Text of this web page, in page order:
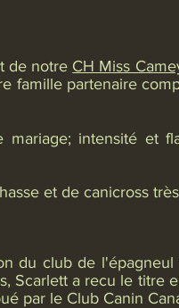
de notre CH Miss
famille partenaire
intensité et
et de canicross
du club de l'épagneul
Scarlett a recu le titre
par le Club Canin